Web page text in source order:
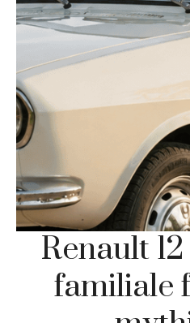
Renault
familiale